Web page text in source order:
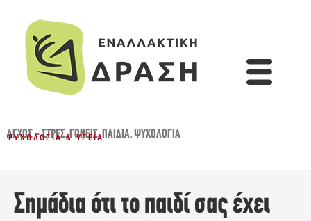
ΆΓΧΟΣ - ΣΤΡΕΣ,ΓΟΝΕΊΣ,ΠΑΙΔΙΆ,ΨΥΧΟΛΟΓΊΑ
ΨΥΧΟΛΟΓΊΑ & ΥΓΕΊΑ
Σημάδια ότι το παιδί σας έχει